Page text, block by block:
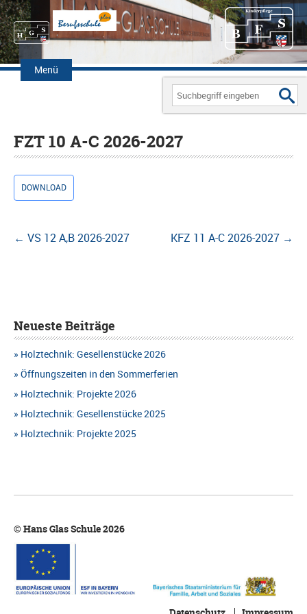
Menü Inhalt
Search
for:
FZT 10 A-C 2026-2027
DOWNLOAD
Beitragsnavigation
← VS 12 A,B 2026-2027 KFZ 11 A-C 2026-2027 →
Neueste Beiträge
Holztechnik: Gesellenstücke 2026
Öffnungszeiten in den Sommerferien
Holztechnik: Projekte 2026
Holztechnik: Gesellenstücke 2025
Holztechnik: Projekte 2025
© Hans Glas Schule 2026